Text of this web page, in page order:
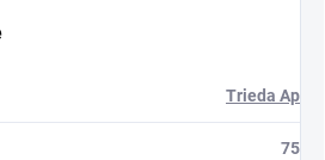
Trieda Ap
75